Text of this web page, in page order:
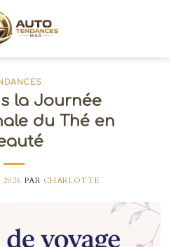
la Journée
du Thé en
2026 PAR CHARLOTTE